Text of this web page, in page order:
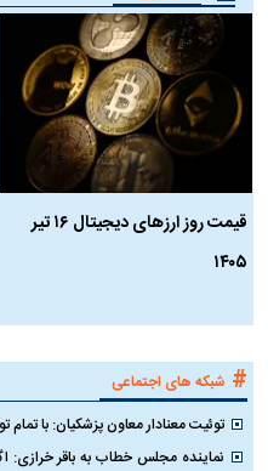
قیمت روز ارز‌های دیجیتال ۱۶ تیر
۱۴۰۵
# شبکه های اجتماعی
توئیت معنادار معاون پزشکیان: با تمام
نماینده مجلس خطاب به باقر خرازی: